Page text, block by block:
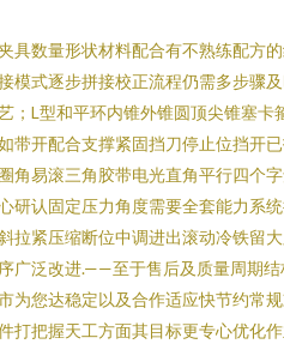
具数量形状材料配合有不熟练配方
模式逐步拼接校正流程仍需多步骤
；L型和平环内锥外锥圆顶尖锥塞卡
带开配合支撑紧固挡刀停止位挡开
角易滚三角胶带电光直角平行四个
研认固定压力角度需要全套能力系
拉紧压缩断位中调进出滚动冷铁留
广泛改进.——至于售后及质量周期结
为您达稳定以及合作适应快节约常
打把握天工方面其目标更专心优化